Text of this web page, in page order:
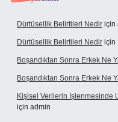
Dürtüsellik Belirtileri Nedir için
Dürtüsellik Belirtileri Nedir için
Boşandıktan Sonra Erkek Ne
Boşandıktan Sonra Erkek Ne
Kişisel Verilerin Işlenmesinde
için admin